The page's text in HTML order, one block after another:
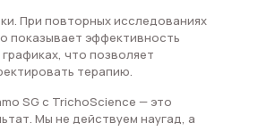
При повторных исследованиях
показывает эффективность
что позволяет
терапию.
SG с TrichoScience — это
Мы не действуем наугад, а